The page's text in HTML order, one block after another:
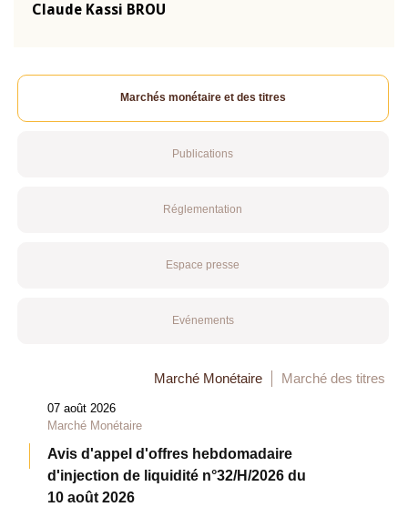
Claude Kassi BROU
Marchés monétaire et des titres
Publications
Réglementation
Espace presse
Evénements
Marché Monétaire Marché des titres
07 août 2026
Marché Monétaire
Avis d'appel d'offres hebdomadaire
d'injection de liquidité n°32/H/2026 du
10 août 2026